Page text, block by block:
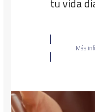
tu vida
Más